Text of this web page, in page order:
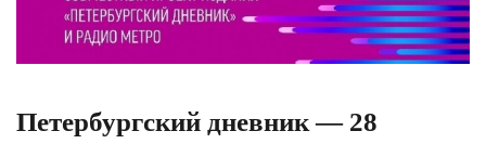
Петербургский дневник — 28